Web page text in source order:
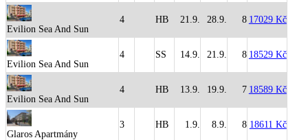
Evilion Sea And Sun
4 HB 21.9. 28.9. 8 17029 Kč
Evilion Sea And Sun
4 SS 14.9. 21.9. 8 18529 Kč
Evilion Sea And Sun
4 HB 13.9. 19.9. 7 18589 Kč
Glaros Apartmány
3 HB 1.9. 8.9. 8 18611 Kč